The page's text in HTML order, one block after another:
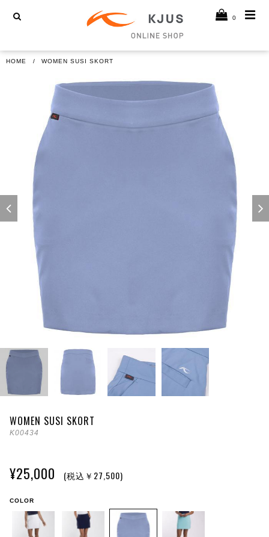
0
HOME WOMEN SUSI SKORT
WOMEN SUSI SKORT
K00434
¥25,000 (税込￥27,500)
COLOR